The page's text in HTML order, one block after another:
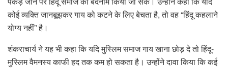
कोई व्यक्ति जानबूझकर गाय को कटने के लिए बेचता है, तो वह “हिंदू कहलाने
योग्य नहीं” है।
शंकराचार्य ने यह भी कहा कि यदि मुस्लिम समाज गाय खाना छोड़ दे तो हिंदू-
मुस्लिम वैमनस्य काफी हद तक कम हो सकता है। उन्होंने दावा किया कि कई